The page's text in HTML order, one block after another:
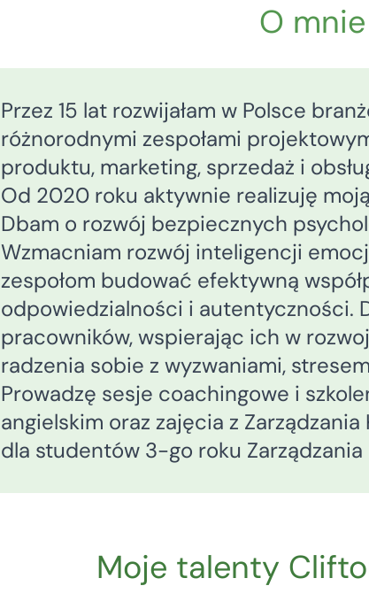
O mnie
Przez 15 lat rozwijałam w Polsce
różnorodnymi zespołami
produktu, marketing, sprzedaż i
Od 2020 roku aktywnie realizuję
Dbam o rozwój bezpiecznych
Wzmacniam rozwój inteligencji
zespołom budować efektywną
odpowiedzialności i autentyczności.
pracowników, wspierając ich w
radzenia sobie z wyzwaniami,
Prowadzę sesje coachingowe i
angielskim oraz zajęcia z
dla studentów 3-go roku Zarządzania
Moje talenty